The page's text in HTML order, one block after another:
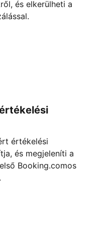
és elkerülheti a
értékelési
és megjeleníti a
Booking.comos